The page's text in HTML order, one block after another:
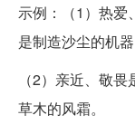
示例：（1）热爱
是制造沙尘的机器
（2）亲近、敬
草木的风霜。